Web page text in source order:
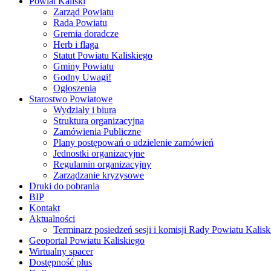
Zarząd Powiatu
Rada Powiatu
Gremia doradcze
Herb i flaga
Statut Powiatu Kaliskiego
Gminy Powiatu
Godny Uwagi!
Ogłoszenia
Starostwo Powiatowe
Wydziały i biura
Struktura organizacyjna
Zamówienia Publiczne
Plany postępowań o udzielenie zamówień
Jednostki organizacyjne
Regulamin organizacyjny
Zarządzanie kryzysowe
Druki do pobrania
BIP
Kontakt
Aktualności
Terminarz posiedzeń sesji i komisji Rady Powiatu
Geoportal Powiatu Kaliskiego
Wirtualny spacer
Dostępność plus